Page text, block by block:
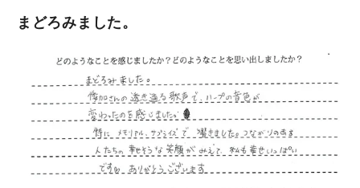
まどろみました。